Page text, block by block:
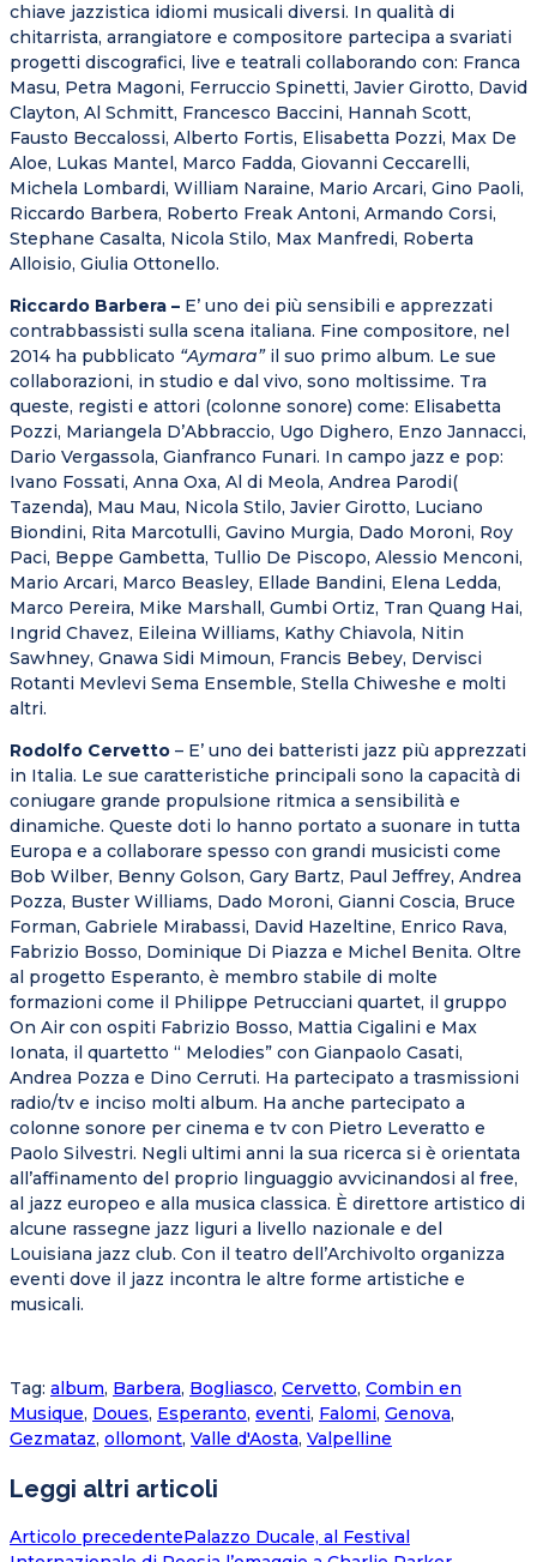
chiave jazzistica idiomi musicali diversi. In qualità di
chitarrista, arrangiatore e compositore partecipa a svariati
progetti discografici, live e teatrali collaborando con: Franca
Masu, Petra Magoni, Ferruccio Spinetti, Javier Girotto, David
Clayton, Al Schmitt, Francesco Baccini, Hannah Scott,
Fausto Beccalossi, Alberto Fortis, Elisabetta Pozzi, Max De
Aloe, Lukas Mantel, Marco Fadda, Giovanni Ceccarelli,
Michela Lombardi, William Naraine, Mario Arcari, Gino Paoli,
Riccardo Barbera, Roberto Freak Antoni, Armando Corsi,
Stephane Casalta, Nicola Stilo, Max Manfredi, Roberta
Alloisio, Giulia Ottonello.
Riccardo Barbera – E’ uno dei più sensibili e apprezzati
contrabbassisti sulla scena italiana. Fine compositore, nel
2014 ha pubblicato “Aymara”il suo primo album. Le sue
collaborazioni, in studio e dal vivo, sono moltissime. Tra
queste, registi e attori (colonne sonore) come: Elisabetta
Pozzi, Mariangela D’Abbraccio, Ugo Dighero, Enzo Jannacci,
Dario Vergassola, Gianfranco Funari. In campo jazz e pop:
Ivano Fossati, Anna Oxa, Al di Meola, Andrea Parodi(
Tazenda), Mau Mau, Nicola Stilo, Javier Girotto, Luciano
Biondini, Rita Marcotulli, Gavino Murgia, Dado Moroni, Roy
Paci, Beppe Gambetta, Tullio De Piscopo, Alessio Menconi,
Mario Arcari, Marco Beasley, Ellade Bandini, Elena Ledda,
Marco Pereira, Mike Marshall, Gumbi Ortiz, Tran Quang Hai,
Ingrid Chavez, Eileina Williams, Kathy Chiavola, Nitin
Sawhney, Gnawa Sidi Mimoun, Francis Bebey, Dervisci
Rotanti Mevlevi Sema Ensemble, Stella Chiweshe e molti
altri.
Rodolfo Cervetto – E’ uno dei batteristi jazz più apprezzati
in Italia. Le sue caratteristiche principali sono la capacità di
coniugare grande propulsione ritmica a sensibilità e
dinamiche. Queste doti lo hanno portato a suonare in tutta
Europa e a collaborare spesso con grandi musicisti come
Bob Wilber, Benny Golson, Gary Bartz, Paul Jeffrey, Andrea
Pozza, Buster Williams, Dado Moroni, Gianni Coscia, Bruce
Forman, Gabriele Mirabassi, David Hazeltine, Enrico Rava,
Fabrizio Bosso, Dominique Di Piazza e Michel Benita. Oltre
al progetto Esperanto, è membro stabile di molte
formazioni come il Philippe Petrucciani quartet, il gruppo
On Air con ospiti Fabrizio Bosso, Mattia Cigalini e Max
Ionata, il quartetto “ Melodies” con Gianpaolo Casati,
Andrea Pozza e Dino Cerruti. Ha partecipato a trasmissioni
radio/tv e inciso molti album. Ha anche partecipato a
colonne sonore per cinema e tv con Pietro Leveratto e
Paolo Silvestri. Negli ultimi anni la sua ricerca si è orientata
all’affinamento del proprio linguaggio avvicinandosi al free,
al jazz europeo e alla musica classica. È direttore artistico di
alcune rassegne jazz liguri a livello nazionale e del
Louisiana jazz club. Con il teatro dell’Archivolto organizza
eventi dove il jazz incontra le altre forme artistiche e
musicali.
Tag: album, Barbera, Bogliasco, Cervetto, Combin en
Musique, Doues, Esperanto, eventi, Falomi, Genova,
Gezmataz, ollomont, Valle d'Aosta, Valpelline
Leggi altri articoli
Articolo precedentePalazzo Ducale, al Festival